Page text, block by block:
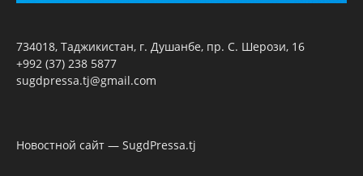
734018, Таджикистан, г. Душанбе, пр. С. Шерози, 16
+992 (37) 238 5877
sugdpressa.tj@gmail.com
Новостной сайт — SugdPressa.tj